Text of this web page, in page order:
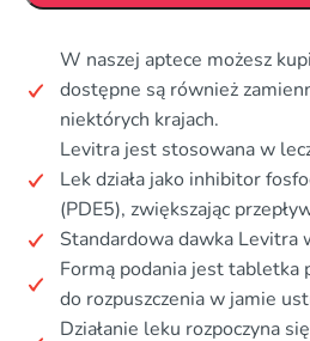
W naszej aptece możesz
dostępne są również
niektórych krajach.
Levitra jest stosowana w
Lek działa jako inhibitor
(PDE5), zwiększając
Standardowa dawka Levitra
Formą podania jest
do rozpuszczenia w jamie
Działanie leku rozpoczyna